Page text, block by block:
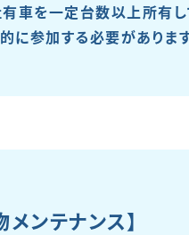
有車を一定台数以上所有
に参加する必要がありま
ンテナンス】